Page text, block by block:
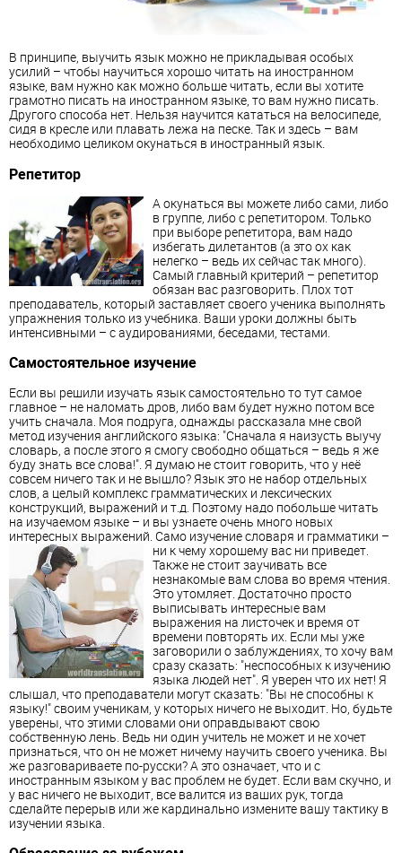
В принципе, выучить язык можно не прикладывая особых
усилий – чтобы научиться хорошо читать на иностранном
языке, вам нужно как можно больше читать, если вы хотите
грамотно писать на иностранном языке, то вам нужно писать.
Другого способа нет. Нельзя научится кататься на велосипеде,
сидя в кресле или плавать лежа на песке. Так и здесь – вам
необходимо целиком окунаться в иностранный язык.
Репетитор
А окунаться вы можете либо сами, либо
в группе, либо с репетитором. Только
при выборе репетитора, вам надо
избегать дилетантов (а это ох как
нелегко – ведь их сейчас так много).
Самый главный критерий – репетитор
обязан вас разговорить. Плох тот
преподаватель, который заставляет своего ученика выполнять
упражнения только из учебника. Ваши уроки должны быть
интенсивными – с аудированиями, беседами, тестами.
Самостоятельное изучение
Если вы решили изучать язык самостоятельно то тут самое
главное – не наломать дров, либо вам будет нужно потом все
учить сначала. Моя подруга, однажды расcказала мне свой
метод изучения английского языка: "Сначала я наизусть выучу
словарь, а после этого я смогу свободно общаться – ведь я же
буду знать все слова!". Я думаю не стоит говорить, что у неё
совсем ничего так и не вышло? Язык это не набор отдельных
слов, а целый комплекс грамматических и лексических
конструкций, выражений и т.д. Поэтому надо побольше читать
на изучаемом языке – и вы узнаете очень много новых
интересных выражений. Само изучение словаря и грамматики –
ни к чему хорошему вас ни приведет.
Также не стоит заучивать все
незнакомые вам слова во время чтения.
Это утомляет. Достаточно просто
выписывать интересные вам
выражения на листочек и время от
времени повторять их. Если мы уже
заговорили о заблуждениях, то хочу вам
сразу сказать: "неспособных к изучению
языка людей нет". Я уверен что их нет! Я
слышал, что преподаватели могут сказать: "Вы не способны к
языку!" своим ученикам, у которых ничего не выходит. Но, будьте
уверены, что этими словами они оправдывают свою
собственную лень. Ведь ни один учитель не может и не хочет
признаться, что он не может ничему научить своего ученика. Вы
же разговариваете по-русски? А это означает, что и с
иностранным языком у вас проблем не будет. Если вам скучно, и
у вас ничего не выходит, все валится из ваших рук, тогда
сделайте перерыв или же кардинально измените вашу тактику в
изучении языка.